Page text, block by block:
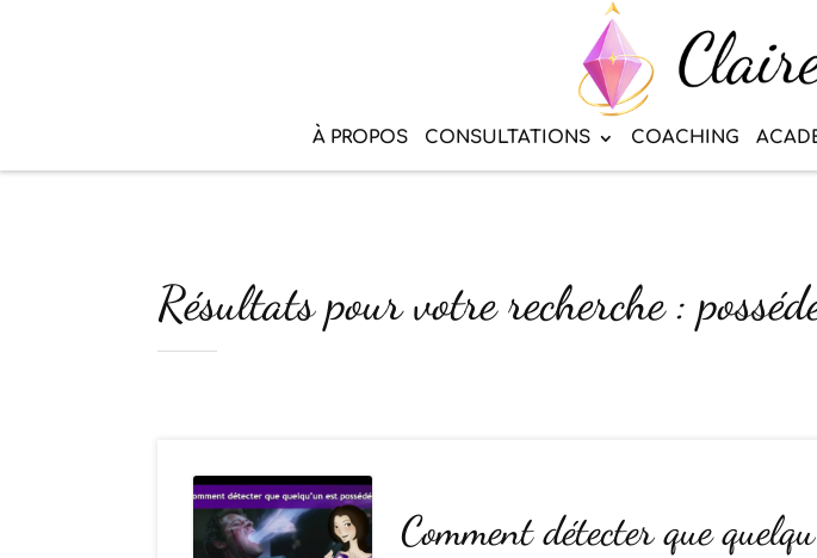
À PROPOS CONSULTATIONS COACHING
Résultats pour votre recherche :
Comment détecter que